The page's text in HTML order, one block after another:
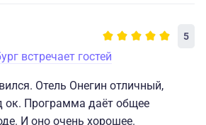
об отеле Онегин. Красиво,
вид из окна номера, а
5
встречает гостей
Отель Онегин отличный,
ок. Программа даёт общее
И оно очень хорошее.